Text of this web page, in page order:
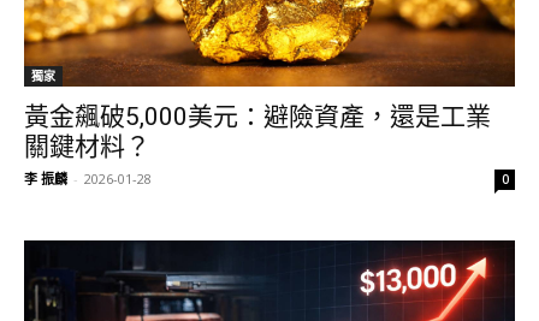
獨家
黃金飆破5,000美元：避險資產，還是工業
關鍵材料？
李 振麟 - 2026-01-28 0